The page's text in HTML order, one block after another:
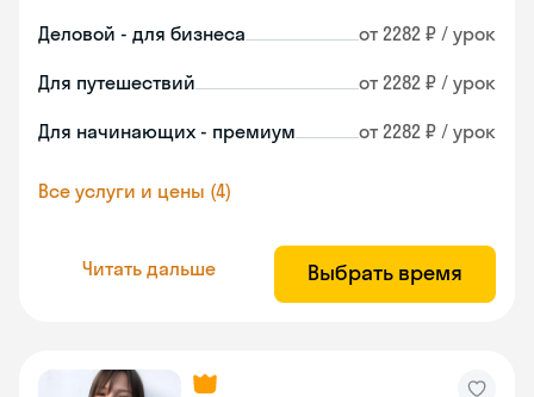
Деловой - для бизнеса от 2282 ₽ / урок
Для путешествий от 2282 ₽ / урок
Для начинающих - премиум от 2282 ₽ / урок
Все услуги и цены (4)
Читать дальше Выбрать время